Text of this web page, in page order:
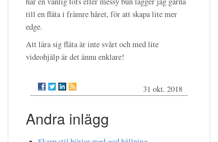
till en fläta i främre håret, för att skapa lite mer
edge.
Att lära sig fläta är inte svårt och med lite
videohjälp är det ännu enklare!
31 okt. 2018
Andra inlägg